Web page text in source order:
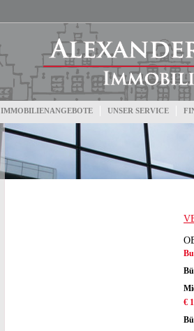
IMMOBILIENANGEBOTE UNSER SERVICE
€